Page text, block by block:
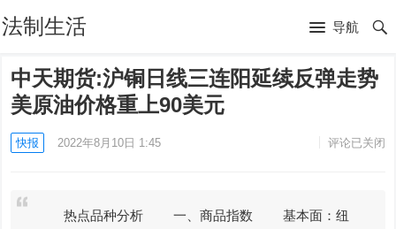
法制生活 导航
中天期货:沪铜日线三连阳延续反弹走势
美原油价格重上90美元
快报 2022年8月10日 1:45 评论已关闭
热点品种分析 一、商品指数 基本面：纽